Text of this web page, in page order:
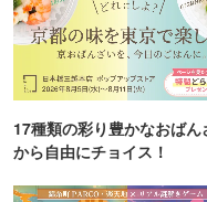
17種類の彩り豊かなおばん
から自由にチョイス！